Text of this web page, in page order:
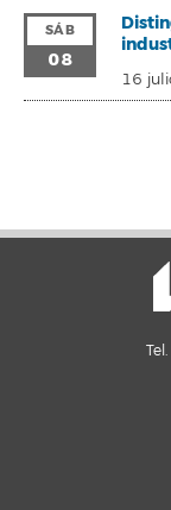
SÁB
08
16